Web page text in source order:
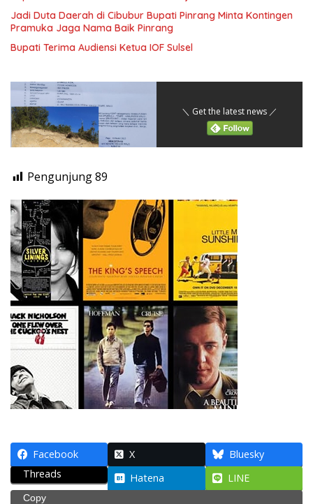
Jadi Duta Daerah di Cibubur Bupati Pinrang Minta Kontingen
Pramuka Jaga Nama Baik Pinrang
Bupati Terima Audiensi Ketua IOF Sulsel
＼ Get the latest news ／
Pengunjung89
Facebook X
Bluesky
Threads
Hatena LINE
Copy